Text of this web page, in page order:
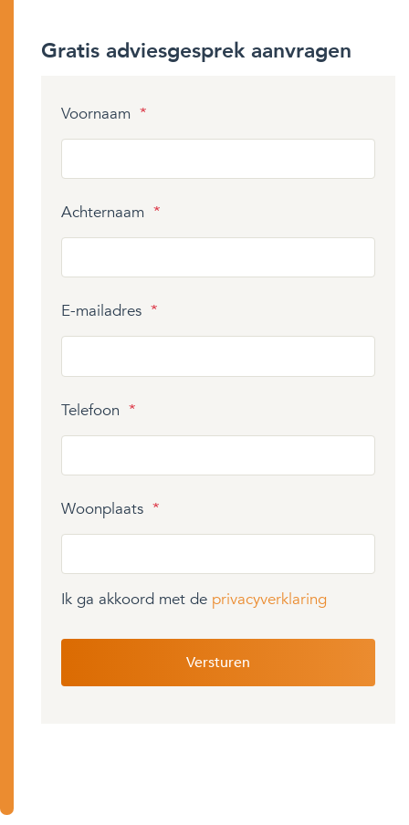
Gratis adviesgesprek aanvragen
Voornaam *
Achternaam *
E-mailadres *
Telefoon *
Woonplaats *
Ik ga akkoord met de privacyverklaring